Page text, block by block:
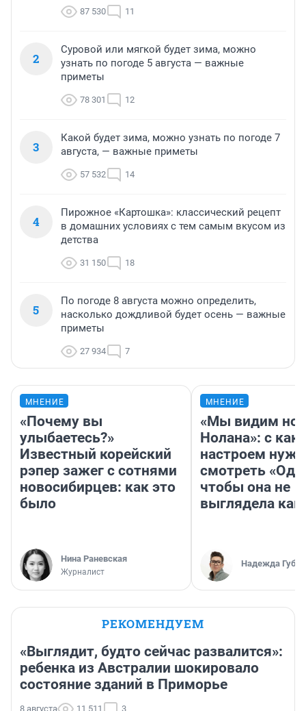
87 530 11
2
Суровой или мягкой будет зима, можно
узнать по погоде 5 августа — важные
приметы
78 301 12
3
Какой будет зима, можно узнать по погоде 7
августа, — важные приметы
57 532 14
4
Пирожное «Картошка»: классический рецепт
в домашних условиях с тем самым вкусом из
детства
31 150 18
5
По погоде 8 августа можно определить,
насколько дождливой будет осень — важные
приметы
27 934 7
МНЕНИЕ
«Почему вы
улыбаетесь?»
Известный корейский
рэпер зажег с сотнями
новосибирцев: как это
было
Нина Раневская
Журналист
МНЕНИЕ
«Мы видим
Нолана»: с
настроем
смотреть
чтобы она не
выглядела как
Надежда
РЕКОМЕНДУЕМ
«Выглядит, будто сейчас развалится»:
ребенка из Австралии шокировало
состояние зданий в Приморье
8 августа 11 511 3